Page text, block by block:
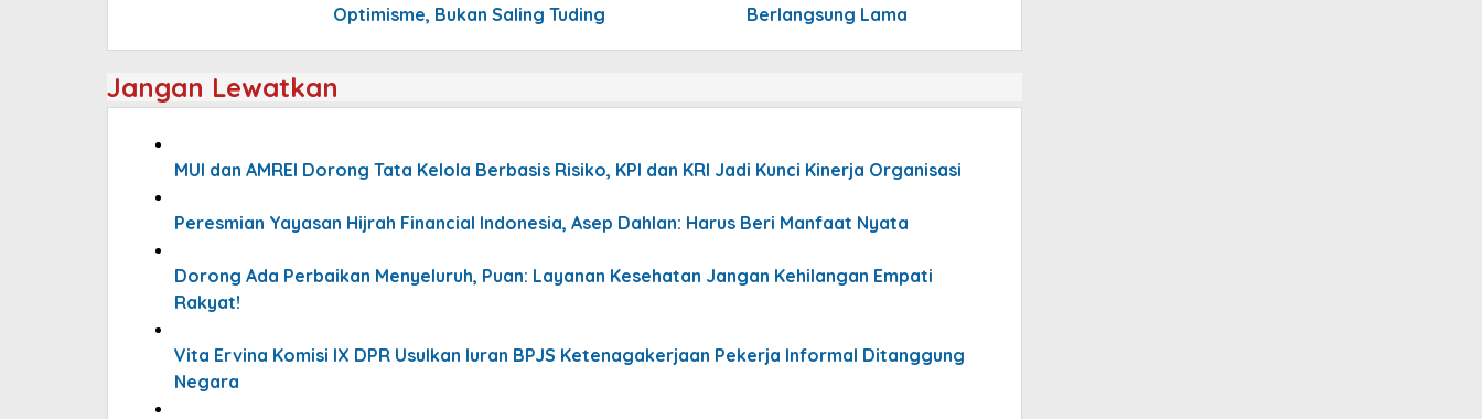
Optimisme, Bukan Saling Tuding
Berlangsung Lama
Jangan Lewatkan
MUI dan AMREI Dorong Tata Kelola Berbasis Risiko, KPI dan KRI Jadi Kunci Kinerja Organisasi
Peresmian Yayasan Hijrah Financial Indonesia, Asep Dahlan: Harus Beri Manfaat Nyata
Dorong Ada Perbaikan Menyeluruh, Puan: Layanan Kesehatan Jangan Kehilangan Empati
Rakyat!
Vita Ervina Komisi IX DPR Usulkan Iuran BPJS Ketenagakerjaan Pekerja Informal Ditanggung
Negara